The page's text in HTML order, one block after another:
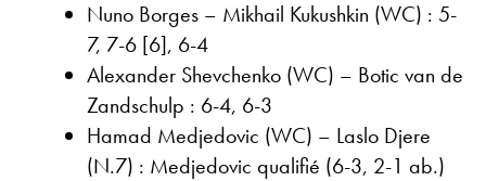
Nuno Borges – Mikhail Kukushkin (WC) : 5-
7, 7-6 [6], 6-4
Alexander Shevchenko (WC) – Botic van de
Zandschulp : 6-4, 6-3
Hamad Medjedovic (WC) – Laslo Djere
(N.7) : Medjedovic qualifié (6-3, 2-1 ab.)